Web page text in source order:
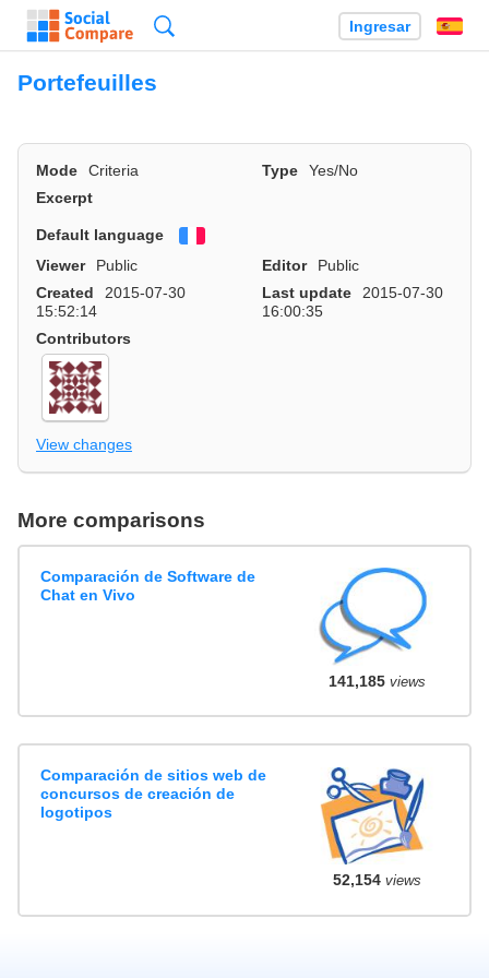
Ingresar
Portefeuilles
Mode Criteria Type
Yes/No
Excerpt
Default language
Viewer
Public Editor
Public
Created
2015-07-30
15:52:14
Last update
2015-07-30
16:00:35
Contributors
View changes
More comparisons
Comparación de Software de
Chat en Vivo
141,185views
Comparación de sitios web de
concursos de creación de
logotipos
52,154views